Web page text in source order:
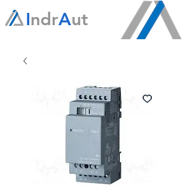
IndrAut